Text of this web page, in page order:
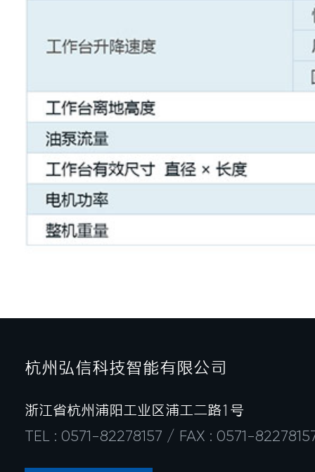
杭州弘信科技智能有限公司
浙江省杭州浦阳工业区浦工二路1号
TEL : 0571-82278157 / FAX : 0571-